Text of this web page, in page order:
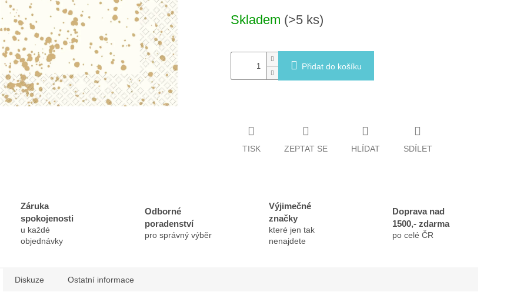
cena:
Skladem (>5 ks)
Přidat do košíku
TISK ZEPTAT SE HLÍDAT SDÍLET
Záruka
spokojenosti
u každé
objednávky
Odborné
poradenství
pro správný výběr
Výjimečné
značky
které jen tak
nenajdete
Doprava nad
1500,- zdarma
po celé ČR
Diskuze Ostatní informace